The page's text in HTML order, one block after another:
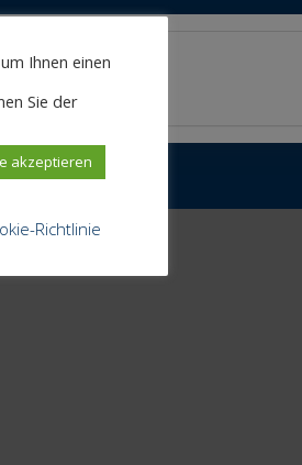
Ihnen einen
Sie der
akzeptieren
Richtlinie